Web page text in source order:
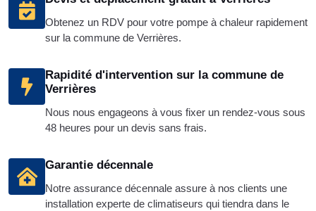
Obtenez un RDV pour votre pompe à chaleur rapidement
sur la commune de Verrières.
Rapidité d'intervention sur la commune de
Verrières
Nous nous engageons à vous fixer un rendez-vous sous
48 heures pour un devis sans frais.
Garantie décennale
Notre assurance décennale assure à nos clients une
installation experte de climatiseurs qui tiendra dans le